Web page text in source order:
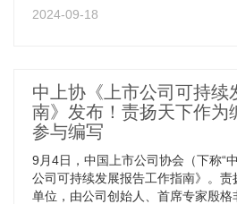
2024-09-18
中上协《上市公司可持续
南》发布！责扬天下作为
参与编写
9月4日，中国上市公司协会（下称“
公司可持续发展报告工作指南》。
单位，由公司创始人、首席专家殷